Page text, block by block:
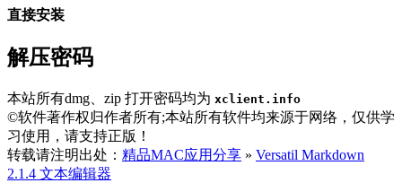
直接安装
解压密码
本站所有dmg、zip 打开密码均为 xclient.info
©软件著作权归作者所有;本站所有软件均来源于网络，仅供学
习使用，请支持正版！
转载请注明出处： 精品MAC应用分享 » Versatil Markdown
2.1.4 文本编辑器